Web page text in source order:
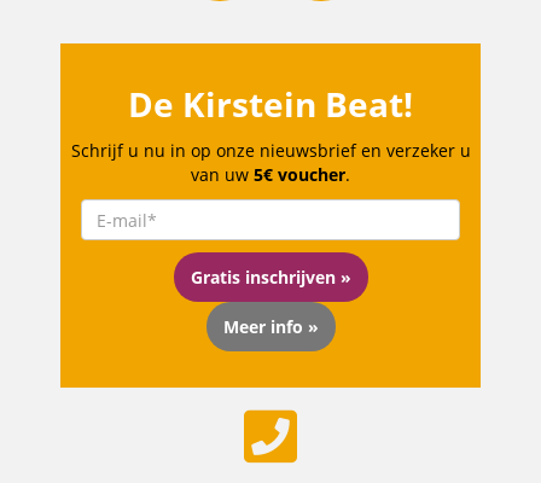
De Kirstein Beat!
Schrijf u nu in op onze nieuwsbrief en verzeker u
van uw 5€ voucher.
Gratis inschrijven »
Meer info »